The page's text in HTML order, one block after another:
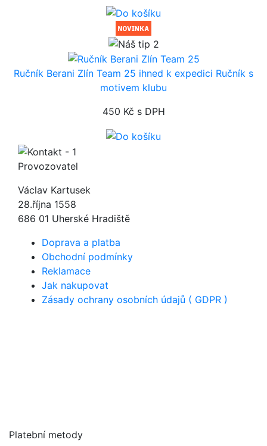
Ručník Berani Zlín Team 25 ihned k expedici Ručník s
motivem klubu
450 Kč s DPH
Provozovatel
Václav Kartusek
28.října 1558
686 01 Uherské Hradiště
Doprava a platba
Obchodní podmínky
Reklamace
Jak nakupovat
Zásady ochrany osobních údajů ( GDPR )
Platební metody